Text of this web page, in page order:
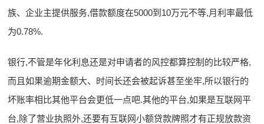
族、企业主提供服务,借款额度在5000到10万元不等,月利率最低
为0.78%.
银行,不管是年化利息还是对申请者的风控都算控制的比较严格,
而且如果逾期金额大、时间长还会被起诉甚至坐牢,所以银行的
坏账率相比其他平台会更低一点吧.其他的平台,如果是互联网平
台,除了营业执照外,还要有互联网小额贷款牌照才有正规放款资